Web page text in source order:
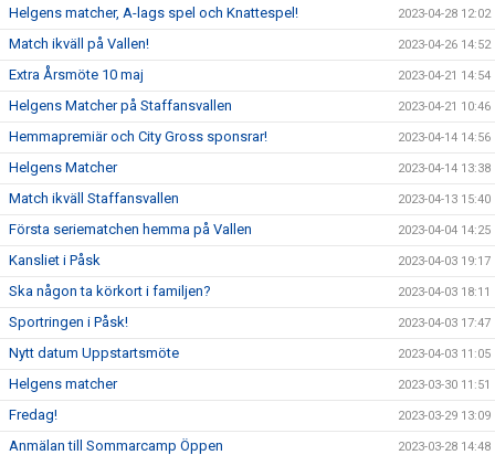
Helgens matcher, A-lags spel och Knattespel! 2023-04-28 12:02
Match ikväll på Vallen! 2023-04-26 14:52
Extra Årsmöte 10 maj 2023-04-21 14:54
Helgens Matcher på Staffansvallen 2023-04-21 10:46
Hemmapremiär och City Gross sponsrar! 2023-04-14 14:56
Helgens Matcher 2023-04-14 13:38
Match ikväll Staffansvallen 2023-04-13 15:40
Första seriematchen hemma på Vallen 2023-04-04 14:25
Kansliet i Påsk 2023-04-03 19:17
Ska någon ta körkort i familjen? 2023-04-03 18:11
Sportringen i Påsk! 2023-04-03 17:47
Nytt datum Uppstartsmöte 2023-04-03 11:05
Helgens matcher 2023-03-30 11:51
Fredag! 2023-03-29 13:09
Anmälan till Sommarcamp Öppen 2023-03-28 14:48